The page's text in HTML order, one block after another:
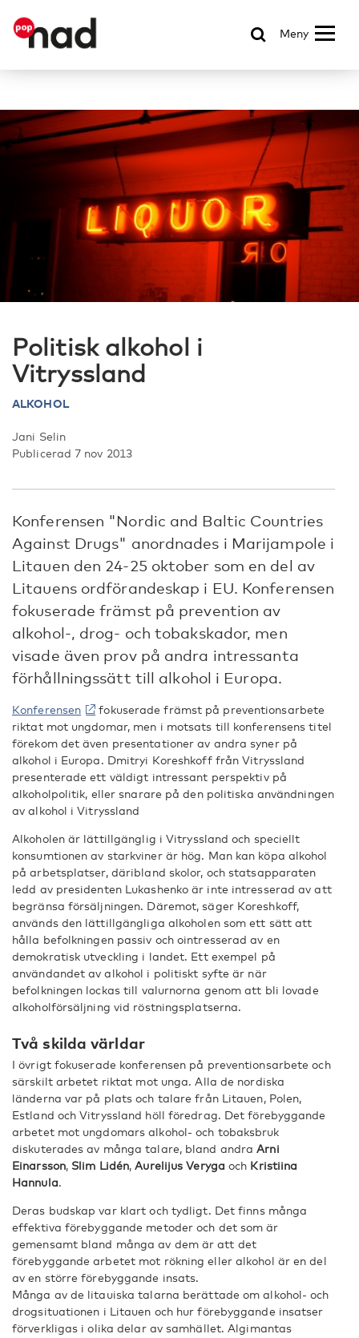
Meny
Politisk alkohol i
Vitryssland
ALKOHOL
Jani Selin
Publicerad 7 nov 2013
Konferensen "Nordic and Baltic Countries
Against Drugs" anordnades i Marijampole i
Litauen den 24-25 oktober som en del av
Litauens ordförandeskap i EU. Konferensen
fokuserade främst på prevention av
alkohol-, drog- och tobakskador, men
visade även prov på andra intressanta
förhållningssätt till alkohol i Europa.
Konferensen
fokuserade främst på preventionsarbete
riktat mot ungdomar, men i motsats till konferensens titel
förekom det även presentationer av andra syner på
alkohol i Europa. Dmitryi Koreshkoff från Vitryssland
presenterade ett väldigt intressant perspektiv på
alkoholpolitik, eller snarare på den politiska användningen
av alkohol i Vitryssland
Alkoholen är lättillgänglig i Vitryssland och speciellt
konsumtionen av starkviner är hög. Man kan köpa alkohol
på arbetsplatser, däribland skolor, och statsapparaten
ledd av presidenten Lukashenko är inte intresserad av att
begränsa försäljningen. Däremot, säger Koreshkoff,
används den lättillgängliga alkoholen som ett sätt att
hålla befolkningen passiv och ointresserad av en
demokratisk utveckling i landet. Ett exempel på
användandet av alkohol i politiskt syfte är när
befolkningen lockas till valurnorna genom att bli lovade
alkoholförsäljning vid röstningsplatserna.
Två skilda världar
I övrigt fokuserade konferensen på preventionsarbete och
särskilt arbetet riktat mot unga. Alla de nordiska
länderna var på plats och talare från Litauen, Polen,
Estland och Vitryssland höll föredrag. Det förebyggande
arbetet mot ungdomars alkohol- och tobaksbruk
diskuterades av många talare, bland andraArni
Einarsson, Slim Lidén,Aurelijus Veryga och Kristiina
Hannula.
Deras budskap var klart och tydligt. Det finns många
effektiva förebyggande metoder och det som är
gemensamt bland många av dem är att det
förebyggande arbetet mot rökning eller alkohol är en del
av en större förebyggande insats.
Många av de litauiska talarna berättade om alkohol- och
drogsituationen i Litauen och hur förebyggande insatser
förverkligas i olika delar av samhället. Algimantas